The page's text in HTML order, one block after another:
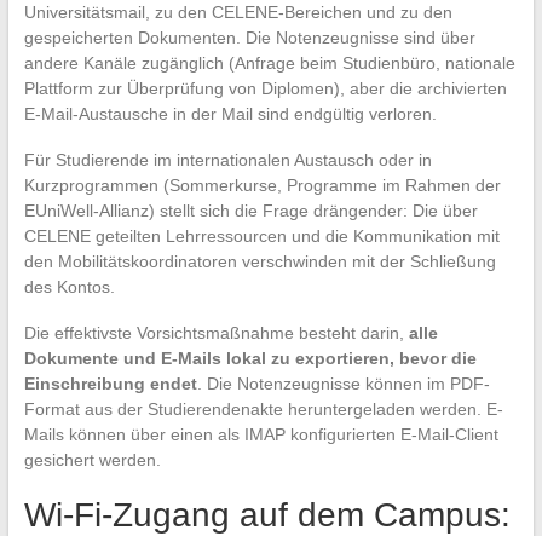
Universitätsmail, zu den CELENE-Bereichen und zu den
gespeicherten Dokumenten. Die Notenzeugnisse sind über
andere Kanäle zugänglich (Anfrage beim Studienbüro, nationale
Plattform zur Überprüfung von Diplomen), aber die archivierten
E-Mail-Austausche in der Mail sind endgültig verloren.
Für Studierende im internationalen Austausch oder in
Kurzprogrammen (Sommerkurse, Programme im Rahmen der
EUniWell-Allianz) stellt sich die Frage drängender: Die über
CELENE geteilten Lehrressourcen und die Kommunikation mit
den Mobilitätskoordinatoren verschwinden mit der Schließung
des Kontos.
Die effektivste Vorsichtsmaßnahme besteht darin, alle
Dokumente und E-Mails lokal zu exportieren, bevor die
Einschreibung endet. Die Notenzeugnisse können im PDF-
Format aus der Studierendenakte heruntergeladen werden. E-
Mails können über einen als IMAP konfigurierten E-Mail-Client
gesichert werden.
Wi-Fi-Zugang auf dem Campus: